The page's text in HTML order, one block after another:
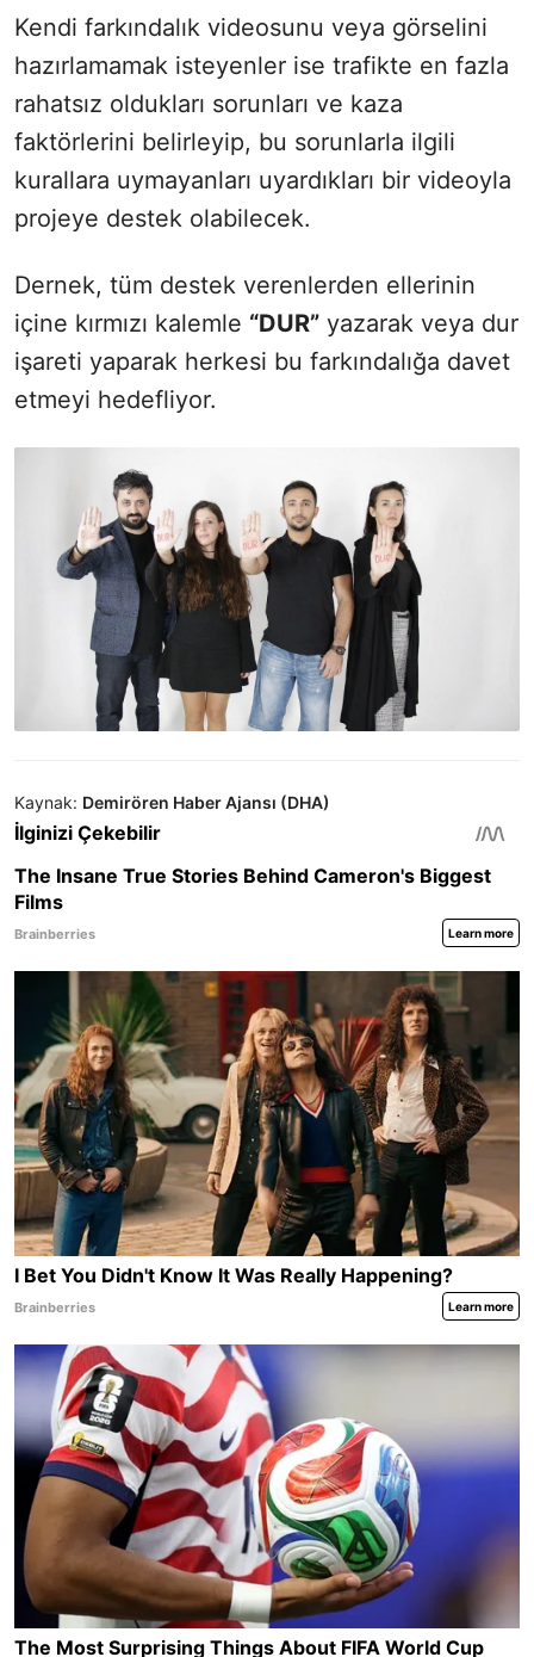
Kendi farkındalık videosunu veya görselini
hazırlamamak isteyenler ise trafikte en fazla
rahatsız oldukları sorunları ve kaza
faktörlerini belirleyip, bu sorunlarla ilgili
kurallara uymayanları uyardıkları bir videoyla
projeye destek olabilecek.
Dernek, tüm destek verenlerden ellerinin
içine kırmızı kalemle “DUR” yazarak veya dur
işareti yaparak herkesi bu farkındalığa davet
etmeyi hedefliyor.
Kaynak: Demirören Haber Ajansı (DHA)